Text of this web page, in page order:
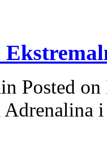
Posted
Adrenalina